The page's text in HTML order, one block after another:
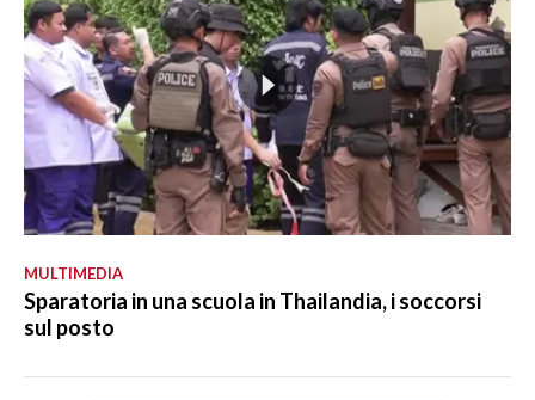
MULTIMEDIA
Sparatoria in una scuola in Thailandia, i soccorsi
sul posto